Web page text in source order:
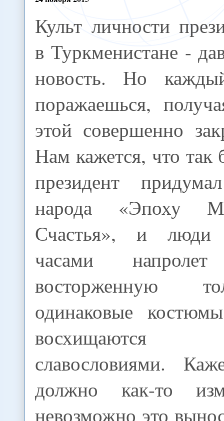
Культ личности
в Туркменистане -
новость. Но
поражаешься,
этой совершенно
Нам кажется, что
президент
народа «Эпоху
Счастья», и
часами напролет
восторженную
одинаковые
восхищаются
славословиями.
должно как-то
невозможно это